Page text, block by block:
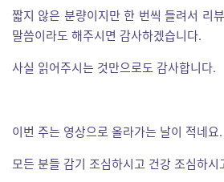
짧지 않은 분량이지만 한 번씩 들려서 리
말씀이라도 해주시면 감사하겠습니다.
사실 읽어주시는 것만으로도 감사합니다.
이번 주는 영상으로 올라가는 날이 적네요.
모든 분들 감기 조심하시고 건강 조심하시